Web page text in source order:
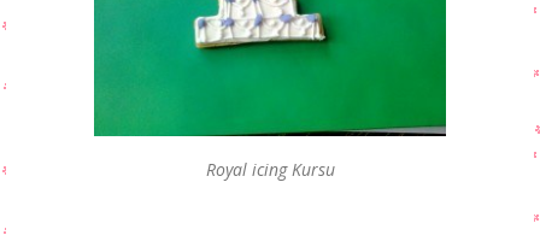
Royal icing Kursu